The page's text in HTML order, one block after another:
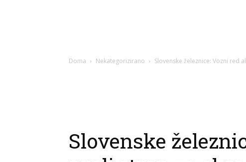
Doma Nekategorizirano Slovenske železnice: Vozni red
Slovenske